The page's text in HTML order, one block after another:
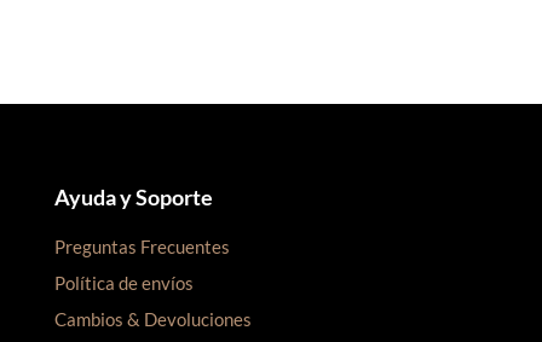
Ayuda y Soporte
Preguntas Frecuentes
Política de envíos
Cambios & Devoluciones